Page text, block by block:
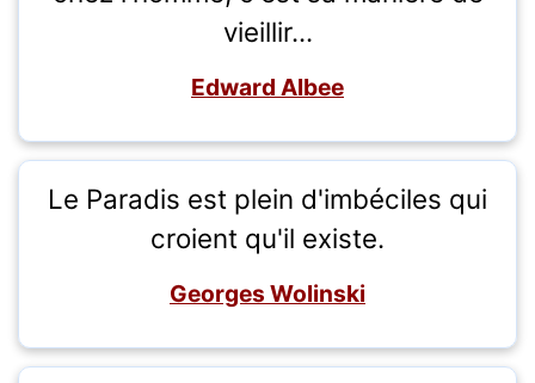
vieillir...
Edward Albee
Le Paradis est plein d'imbéciles qui
croient qu'il existe.
Georges Wolinski